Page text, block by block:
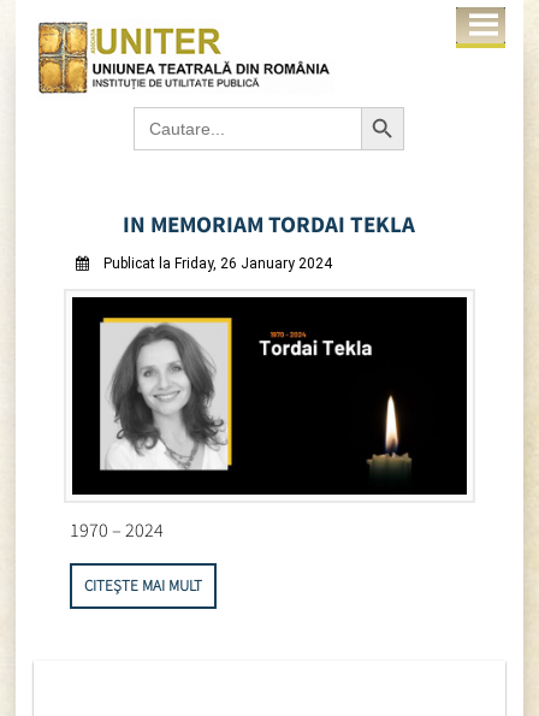
Search
for:
Search Button
IN MEMORIAM TORDAI TEKLA
Publicat la Friday, 26 January 2024
1970 – 2024
CITEȘTE MAI MULT